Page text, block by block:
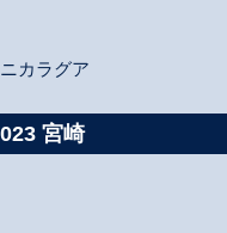
カラグア
宮崎